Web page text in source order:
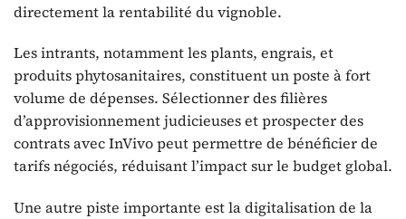
directement la rentabilité du vignoble.
Les intrants, notamment les plants, engrais, et
produits phytosanitaires, constituent un poste à fort
volume de dépenses. Sélectionner des filières
d’approvisionnement judicieuses et prospecter des
contrats avec InVivo peut permettre de bénéficier de
tarifs négociés, réduisant l’impact sur le budget global.
Une autre piste importante est la digitalisation de la